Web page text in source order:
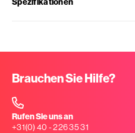
Brauchen Sie Hilfe?
Rufen Sie uns an
+31(0) 40 - 226 35 31